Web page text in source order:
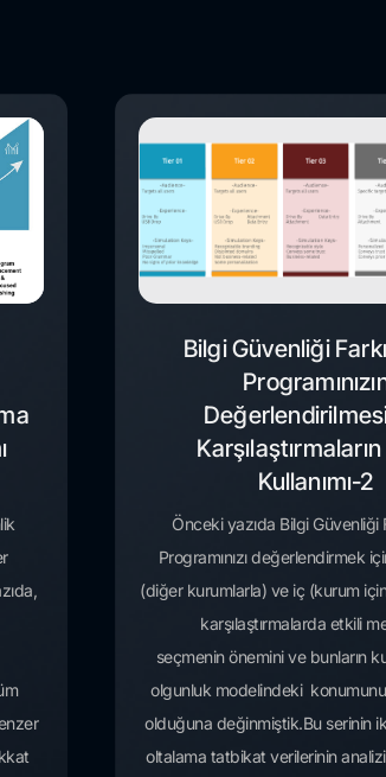
Bilgi Güvenliği
Kullanımı-2
Önceki yazıda Bilgi Güvenliği
Programınızı değerlendirmek
(diğer kurumlarla) ve iç (kurum
karşılaştırmalarda etkili
seçmenin önemini ve bunların
olgunluk modelindeki
olduğuna değinmiştik.Bu serinin
oltalama tatbikat verilerinin